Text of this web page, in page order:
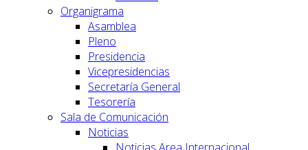
Organigrama
Asamblea
Pleno
Presidencia
Vicepresidencias
Secretaría General
Tesorería
Sala de Comunicación
Noticias